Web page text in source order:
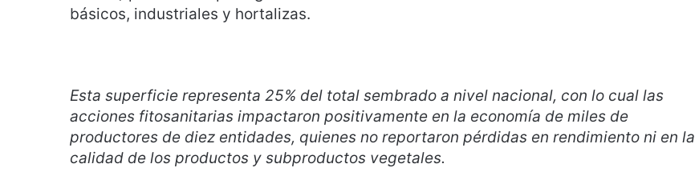
básicos, industriales y hortalizas.
Esta superficie representa 25% del total sembrado a nivel nacional, con lo cual las
acciones fitosanitarias impactaron positivamente en la economía de miles de
productores de diez entidades, quienes no reportaron pérdidas en rendimiento ni en la
calidad de los productos y subproductos vegetales.